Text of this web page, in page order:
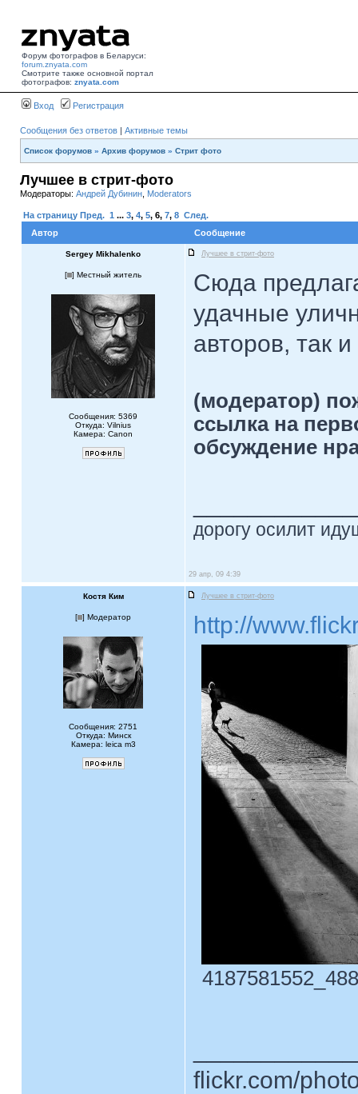
Форум фотографов в Беларуси:
forum.znyata.com
Смотрите также основной портал
фотографов: znyata.com
Вход Регистрация
Сообщения без ответов | Активные темы
Список форумов » Архив форумов » Стрит фото
Лучшее в стрит-фото
Модераторы: Андрей Дубинин Moderators
На страницу Пред. 1 ... 3, 4, 5, 6, 7, 8 След.
Автор
Сообщение
Sergey Mikhalenko Лучшее в стрит-фото
[ ] Местный житель
Сообщения: 5369
Откуда: Vilnius
Камера: Canon
Сюда
удачные
авторов, так
(модератор)
ссылка на
обсуждение
дорогу осилит
29 апр, 09 4:39
Костя Ким Лучшее в стрит-фото
[ ] Модератор
Сообщения: 2751
Откуда: Минск
Камера: leica m3
http://
flickr.com/